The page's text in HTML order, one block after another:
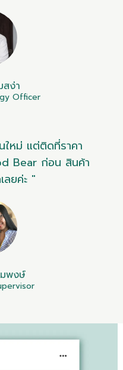
สง่า
Officer
หม่ แต่ติดที่ราคา
Bear ก่อน สินค้า
ลยค่ะ "
มพงษ์